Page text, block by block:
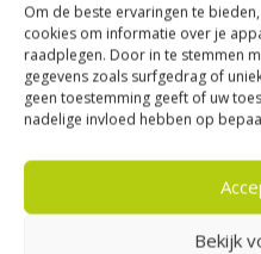
Om de beste ervaringen te
cookies om informatie over je
raadplegen. Door in te stemmen
gegevens zoals surfgedrag of
geen toestemming geeft of uw
nadelige invloed hebben op
Bekijk
Bijna het gehele Kijlstra
prachtige Heerde.
★ 2.500m² Experience
Kom gezellig langs!